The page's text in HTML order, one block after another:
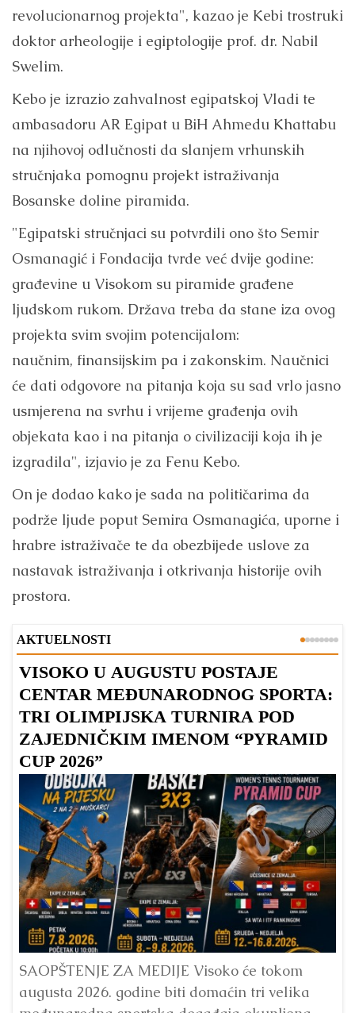
revolucionarnog projekta", kazao je Kebi trostruki
doktor arheologije i egiptologije prof. dr. Nabil
Swelim.
Kebo je izrazio zahvalnost egipatskoj Vladi te
ambasadoru AR Egipat u BiH Ahmedu Khattabu
na njihovoj odlučnosti da slanjem vrhunskih
stručnjaka pomognu projekt istraživanja
Bosanske doline piramida.
"Egipatski stručnjaci su potvrdili ono što Semir
Osmanagić i Fondacija tvrde već dvije godine:
građevine u Visokom su piramide građene
ljudskom rukom. Država treba da stane iza ovog
projekta svim svojim potencijalom:
naučnim, finansijskim pa i zakonskim. Naučnici
će dati odgovore na pitanja koja su sad vrlo jasno
usmjerena na svrhu i vrijeme građenja ovih
objekata kao i na pitanja o civilizaciji koja ih je
izgradila", izjavio je za Fenu Kebo.
On je dodao kako je sada na političarima da
podrže ljude poput Semira Osmanagića, uporne i
hrabre istraživače te da obezbijede uslove za
nastavak istraživanja i otkrivanja historije ovih
prostora.
AKTUELNOSTI
VISOKO U AUGUSTU POSTAJE
CENTAR MEĐUNARODNOG SPORTA:
TRI OLIMPIJSKA TURNIRA POD
ZAJEDNIČKIM IMENOM “PYRAMID
CUP 2026”
SAOPŠTENJE ZA MEDIJE Visoko će tokom
augusta 2026. godine biti domaćin tri velika